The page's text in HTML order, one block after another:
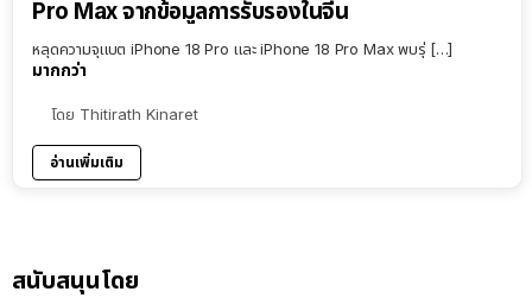
Pro Max จากข้อมูลการรับรองในจีน
หลุดความจุแบต iPhone 18 Pro และ iPhone 18 Pro Max พบรุ่ […]
มากกว่า
โดย Thitirath Kinaret
อ่านเพิ่มเติม
สนับสนุนโดย